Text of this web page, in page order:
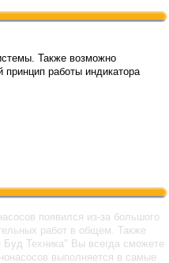
Также возможно
работы индикатора
появился из-за большого
работ в общем. Также
Буд Техника" Вы всегда сможете
выполняется в самые